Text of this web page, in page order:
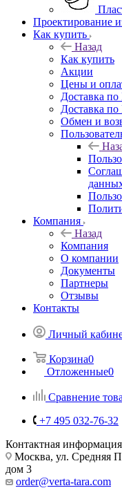
Проектирование
Как купить
Назад
Как купить
Акции
Цены и
Доставка
Доставка по
Обмен и
Компания
Назад
Компания
О компании
Документы
Партнеры
Отзывы
Контакты
Личный
Корзина0
Отложенные0
Сравнение
+7 495 032-76-32
Контактная информация
Москва, ул. Средняя
дом 3
order@verta-tara.com